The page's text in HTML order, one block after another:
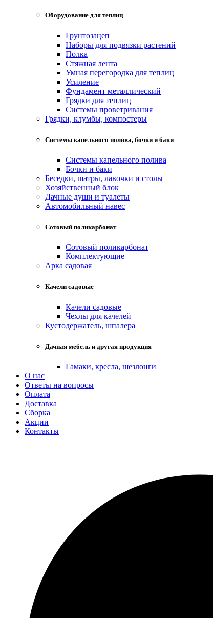
Оборудование для теплиц
Грунтозацеп
Наборы для подвязки растений
Полка
Стяжная лента
Умная перегородка для теплиц
Усиление
Фундамент металлический
Грядки для теплиц
Системы проветривания
Грядки, клумбы, компостеры
Системы капельного полива, бочки и баки
Системы капельного полива
Бочки и баки
Беседки, шатры, лавочки и столы
Хозяйственный блок
Дачные души и туалеты
Автомобильный навес
Сотовый поликарбонат
Сотовый поликарбонат
Комплектующие
Арка садовая
Качели садовые
Качели садовые
Чехлы для качелей
Кустодержатель, шпалера
Дачная мебель и другая продукция
Гамаки, кресла, шезлонги
О нас
Ответы на вопросы
Оплата
Доставка
Сборка
Акции
Контакты